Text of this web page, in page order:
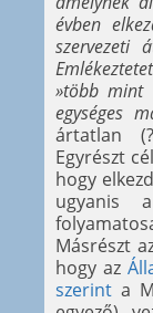
évben
szervezeti
»több mint
egységes
ártatlan
Egyrészt
hogy
ugyanis
Másrészt
hogy az
szerint a